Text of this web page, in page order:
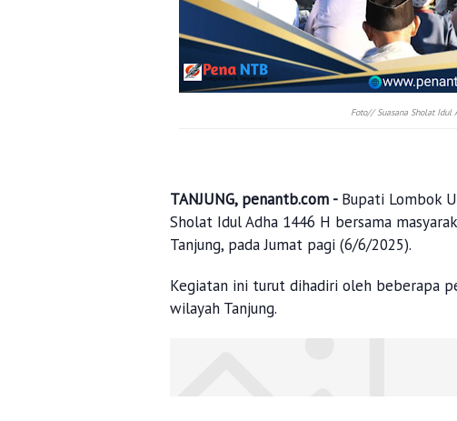
Foto// Suasana Sholat Idul
TANJUNG, penantb.com - Bupati Lombok
Sholat Idul Adha 1446 H bersama
Tanjung, pada Jumat pagi (6/6/2025).
Kegiatan ini turut dihadiri oleh beberapa
wilayah Tanjung.